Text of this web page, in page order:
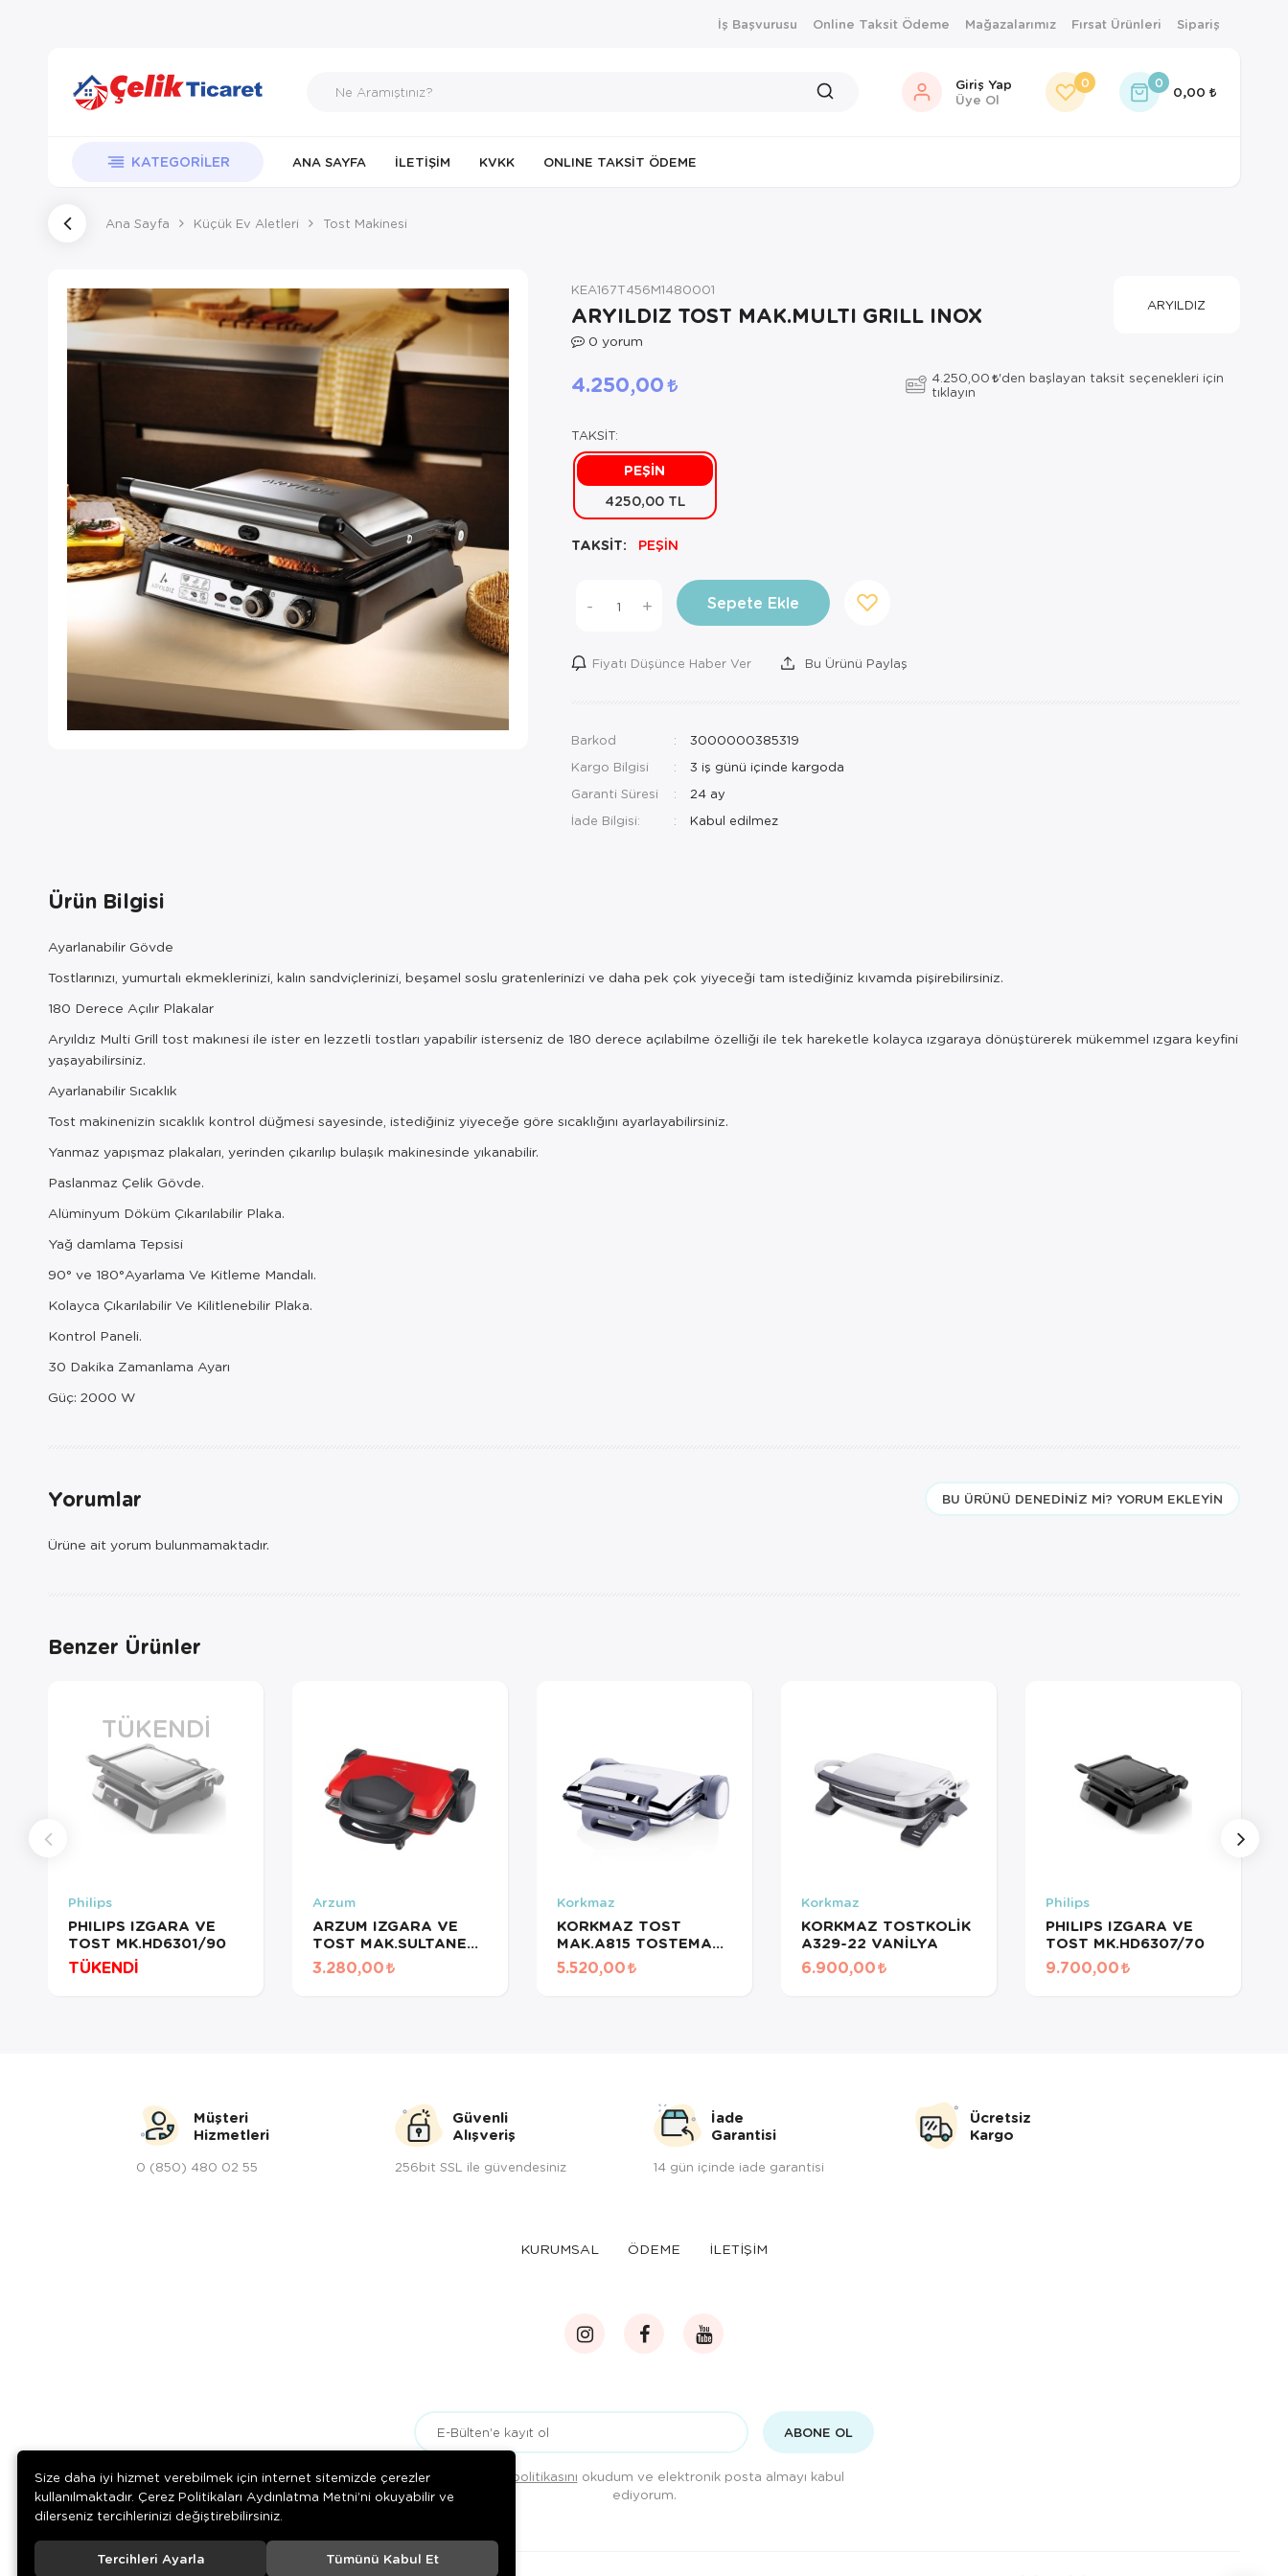
İş Başvurusu Online Taksit Ödeme Mağazalarımız Fırsat Ürünleri Sipariş
Giriş Yap
Üye Ol
0 0
0,00
KATEGORILER ANA SAYFA İLETIŞIM KVKK ONLINE TAKSIT ÖDEME
Ana Sayfa Küçük Ev Aletleri Tost Makinesi
KEA167T456M1480001
ARYILDIZ TOST MAK.MULTI GRILL INOX
0 yorum
ARYILDIZ
4.250,00 4.250,00 'den başlayan taksit seçenekleri için
tıklayın
TAKSİT:
PEŞİN
4250,00 TL
TAKSİT: PEŞİN
- + Sepete Ekle
Fiyatı Düşünce Haber Ver Bu Ürünü Paylaş
Barkod
3000000385319
Kargo Bilgisi
3 iş günü içinde kargoda
Garanti Süresi
24 ay
İade Bilgisi:
Ürün Bilgisi
Ayarlanabilir Gövde
Tostlarınızı, yumurtalı ekmeklerinizi, kalın sandviçlerinizi, beşamel soslu gratenlerinizi ve daha pek çok yiyeceği tam istediğiniz kıvamda pişirebilirsiniz.
180 Derece Açılır Plakalar
Aryıldız Multi Grill tost makınesi ile ister en lezzetli tostları yapabilir isterseniz de 180 derece açılabilme özelliği ile tek hareketle kolayca ızgaraya dönüştürerek mükemmel ızgara keyfini
yaşayabilirsiniz.
Ayarlanabilir Sıcaklık
Tost makinenizin sıcaklık kontrol düğmesi sayesinde, istediğiniz yiyeceğe göre sıcaklığını ayarlayabilirsiniz.
Yanmaz yapışmaz plakaları, yerinden çıkarılıp bulaşık makinesinde yıkanabilir.
Paslanmaz Çelik Gövde.
Alüminyum Döküm Çıkarılabilir Plaka.
Yağ damlama Tepsisi
90° ve 180°Ayarlama Ve Kitleme Mandalı.
Kolayca Çıkarılabilir Ve Kilitlenebilir Plaka.
Kontrol Paneli.
30 Dakika Zamanlama Ayarı
Güç: 2000 W
Yorumlar BU ÜRÜNÜ DENEDINIZ MI? YORUM EKLEYIN
Ürüne ait yorum bulunmamaktadır.
Benzer Ürünler
TÜKENDI
Philips
PHILIPS IZGARA VE
TOST MK.HD6301/90
TÜKENDİ
Arzum
ARZUM IZGARA VE
TOST MAK.SULTANE
AR2007 KIRMIZI
3.280,00
Korkmaz
KORKMAZ TOST
MAK.A815 TOSTEMA
MAXİ İNOX/GRİ
5.520,00
Korkmaz
KORKMAZ TOSTKOLİK
A329-22 VANİLYA
6.900,00
Philips
PHILIPS IZGARA VE
TOST MK.HD6307/70
9.700,00
Müşteri
Hizmetleri
0 (850) 480 02 55
Güvenli
Alışveriş
256bit SSL ile güvendesiniz
İade
Garantisi
14 gün içinde iade garantisi
Ücretsiz
Kargo
KURUMSAL ÖDEME İLETİŞİM
ABONE OL
Gizlilik politikasını okudum ve elektronik posta almayı kabul
ediyorum.
Size daha iyi hizmet verebilmek için internet sitemizde çerezler
kullanılmaktadır. Çerez Politikaları Aydınlatma Metni’ni okuyabilir ve
dilerseniz tercihlerinizi değiştirebilirsiniz.
Tercihleri Ayarla Tümünü Kabul Et